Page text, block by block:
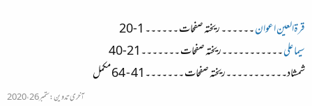
قرۃالعین اعوان۔۔۔۔۔۔ ریختہ صفحات ۔۔۔۔۔۔ 1-20
سیما علی۔۔۔۔۔۔۔۔۔۔۔ریختہ صفحات ۔۔۔۔۔۔۔21-40
شمشاد۔۔۔۔۔۔۔۔۔۔۔ریختہ صفحات ۔۔۔۔۔۔۔41 - 64
مکمل
آخری تدوین:ستمبر 26، 2020